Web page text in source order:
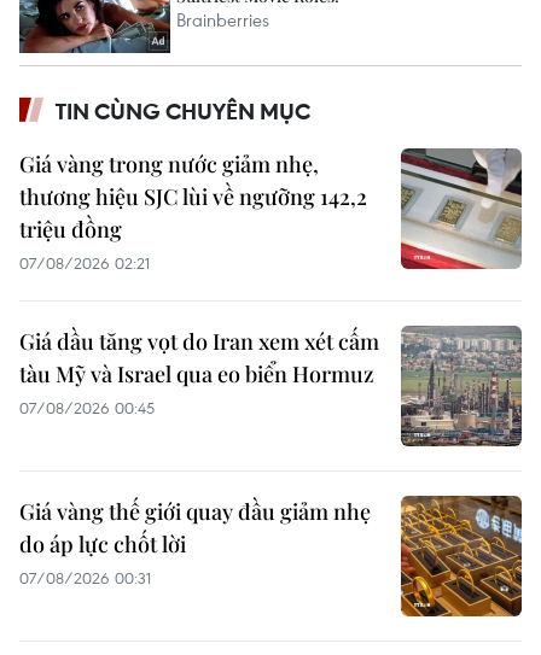
TIN CÙNG CHUYÊN MỤC
Giá vàng trong nước giảm nhẹ,
thương hiệu SJC lùi về ngưỡng 142,2
triệu đồng
07/08/2026 02:21
Giá dầu tăng vọt do Iran xem xét cấm
tàu Mỹ và Israel qua eo biển Hormuz
07/08/2026 00:45
Giá vàng thế giới quay đầu giảm nhẹ
do áp lực chốt lời
07/08/2026 00:31